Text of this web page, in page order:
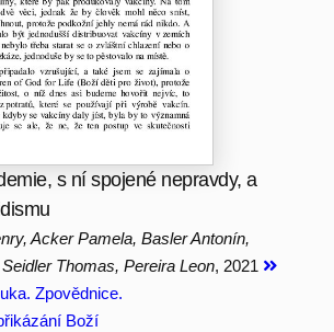
s ní spojené nepravdy, a
Acker Pamela, Basler Antonín,
Thomas, Pereira Leon, 2021
Zpovědnice.
Boží